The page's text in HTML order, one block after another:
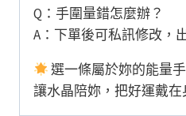
Q：手圍量錯怎麼辦？
A：下單後可私訊修改，
選一條屬於妳的能量
讓水晶陪妳，把好運戴在